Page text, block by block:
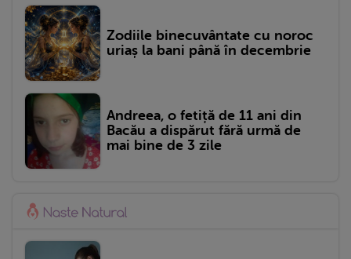
Zodiile binecuvântate cu noroc
uriaș la bani până în decembrie
Andreea, o fetiță de 11 ani din
Bacău a dispărut fără urmă de
mai bine de 3 zile